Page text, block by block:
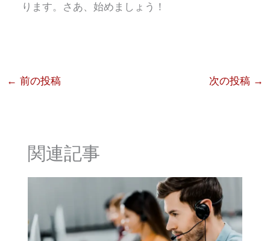
ります。さあ、始めましょう！
← 前の投稿 次の投稿 →
関連記事